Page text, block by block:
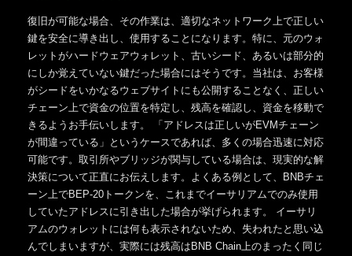
復旧が可能な場合、その作業は、適切なネットワーク上で正しい
鍵を安全に導き出し、使用することになります。特に、元のウォ
レットがハードウェアウォレット、古いシード、あるいは部分的
にしか覚えていない鍵だった場合にはそうです。当社は、お客様
がシードをいかなるウェブサイトにも公開することなく、正しい
チェーン上で資金の位置を特定し、残高を確認し、資金を移動で
きるようお手伝いします。 「アドレスは正しいがEVMチェーン
が間違っている」というケースであれば、多くの場合迅速に対応
可能です。取引所やブリッジが関与している場合は、現実的な解
決策について正直にお伝えします。よくある例として、BNBチェ
ーン上でBEP-20トークンを、これまでイーサリアムでのみ使用
していたアドレスに引き出した場合が挙げられます。 イーサリ
アムのウォレットには何も表示されないため、失われたと思い込
んでしまいますが、実際には残高はBNB Chain上のまったく同じ